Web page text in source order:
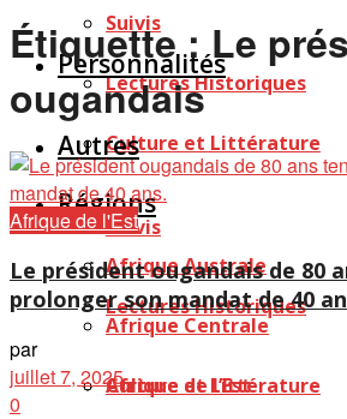
Suivis
Lectures Historiques
Culture et Littérature
Régions
Afrique Australe
Afrique Centrale
Afrique de l’Est
Personnalités
Autres
Suivis
Lectures Historiques
Culture et Littérature
Étiquette :Le
ougandais
Afrique de l'Est
Le président ougandais de 80
prolonger son mandat de 40
par
juillet 7, 2025
0